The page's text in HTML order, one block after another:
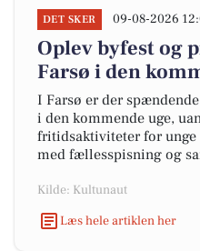
DET SKER 09-08-2026
Oplev byfest og
Farsø i den
I Farsø er der
i den kommende uge,
fritidsaktiviteter for
med fællesspisning og
Kilde: Kultunaut
Læs hele artiklen her